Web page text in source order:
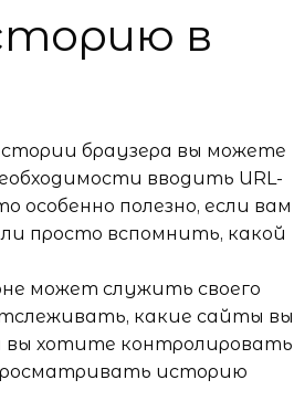
в
браузера вы можете
вводить URL-
особенно полезно, если вам
просто вспомнить, какой
может служить своего
какие сайты вы
вы хотите контролировать
историю